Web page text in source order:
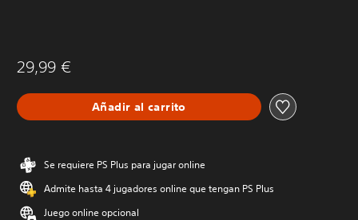
29,99 €
Añadir al carrito
Se requiere PS Plus para jugar online
Admite hasta 4 jugadores online que tengan PS Plus
Juego online opcional